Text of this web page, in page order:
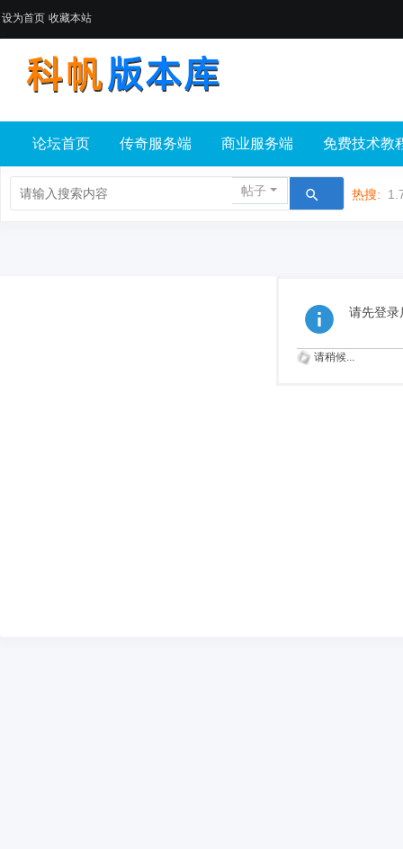
设为首页 收藏本站
论坛首页 传奇服务端 商业服务端 免费技术教
帖子 热搜:
请先登录
请稍候...